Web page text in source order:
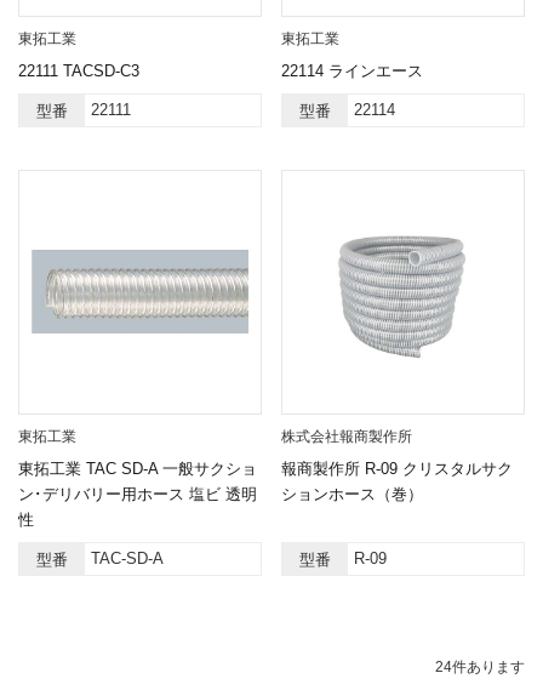
東拓工業
22111 TACSD-C3
型番 22111
東拓工業
22114 ラインエース
型番 22114
東拓工業
東拓工業 TAC SD-A 一般サクショ
ン･デリバリー用ホース 塩ビ 透明
性
型番 TAC-SD-A
株式会社報商製作所
報商製作所 R-09 クリスタルサク
ションホース（巻）
型番 R-09
24件あります